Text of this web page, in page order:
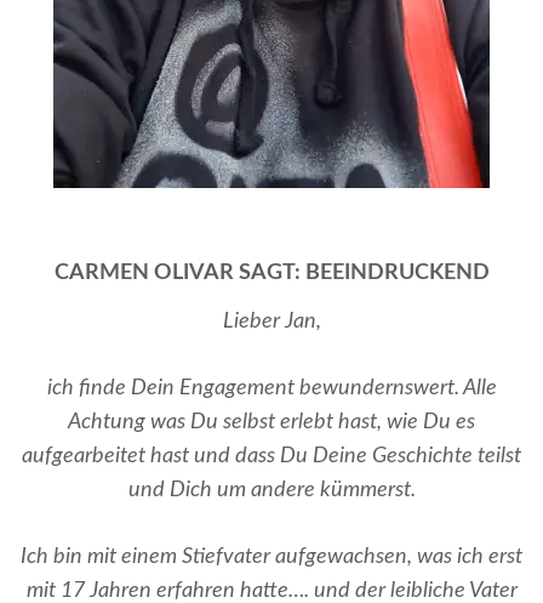
CARMEN OLIVAR SAGT: BEEINDRUCKEND
Lieber Jan,
ich finde Dein Engagement bewundernswert. Alle
Achtung was Du selbst erlebt hast, wie Du es
aufgearbeitet hast und dass Du Deine Geschichte teilst
und Dich um andere kümmerst.
Ich bin mit einem Stiefvater aufgewachsen, was ich erst
mit 17 Jahren erfahren hatte…. und der leibliche Vater